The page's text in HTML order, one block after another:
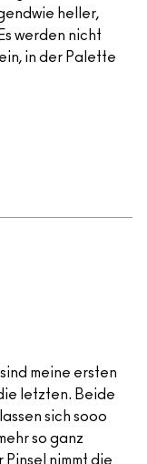
heller,
werden nicht
in der Palette
meine ersten
letzten. Beide
sich sooo
so ganz
nimmt die